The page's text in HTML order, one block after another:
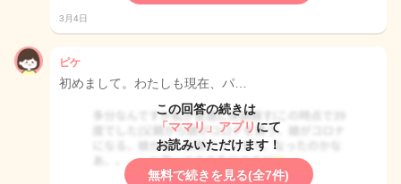
3月4日
ピケ
初めまして。わたしも現在、パ…
この回答の続きは
「ママリ」アプリ にて
お読みいただけます！
無料で続きを見る(全7件)